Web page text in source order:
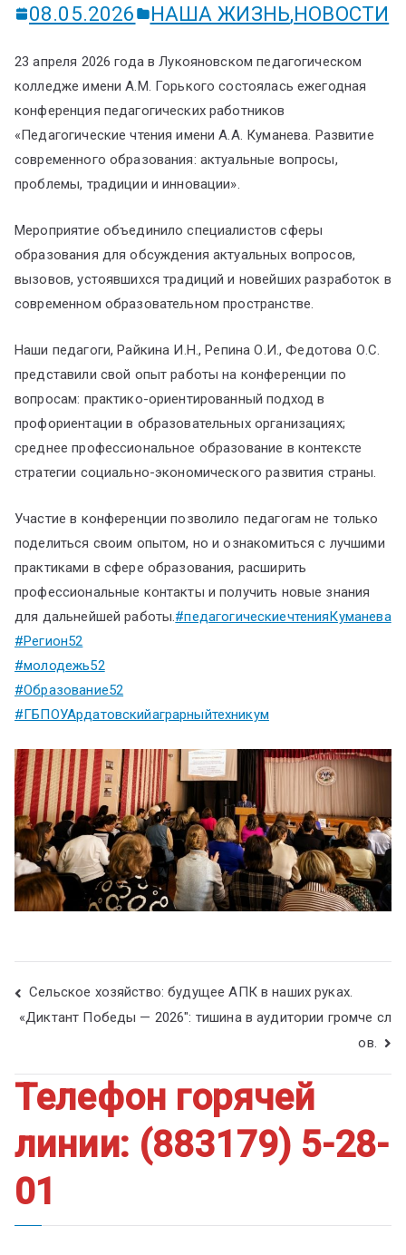
08.05.2026
НАША ЖИЗНЬ,НОВОСТИ
23 апреля 2026 года в Лукояновском педагогическом
колледже имени А.М. Горького состоялась ежегодная
конференция педагогических работников
«Педагогические чтения имени А.А. Куманева. Развитие
современного образования: актуальные вопросы,
проблемы, традиции и инновации».
Мероприятие объединило специалистов сферы
образования для обсуждения актуальных вопросов,
вызовов, устоявшихся традиций и новейших разработок в
современном образовательном пространстве.
Наши педагоги, Райкина И.Н., Репина О.И., Федотова О.С.
представили свой опыт работы на конференции по
вопросам: практико-ориентированный подход в
профориентации в образовательных организациях;
среднее профессиональное образование в контексте
стратегии социально-экономического развития страны.
Участие в конференции позволило педагогам не только
поделиться своим опытом, но и ознакомиться с лучшими
практиками в сфере образования, расширить
профессиональные контакты и получить новые знания
для дальнейшей работы.#педагогическиечтенияКуманева
#Регион52
#молодежь52
#Образование52
#ГБПОУАрдатовскийаграрныйтехникум
Сельское хозяйство: будущее АПК в наших руках.
«Диктант Победы — 2026″: тишина в аудитории громче сл
ов.
Телефон горячей
линии: (883179) 5-28-
01